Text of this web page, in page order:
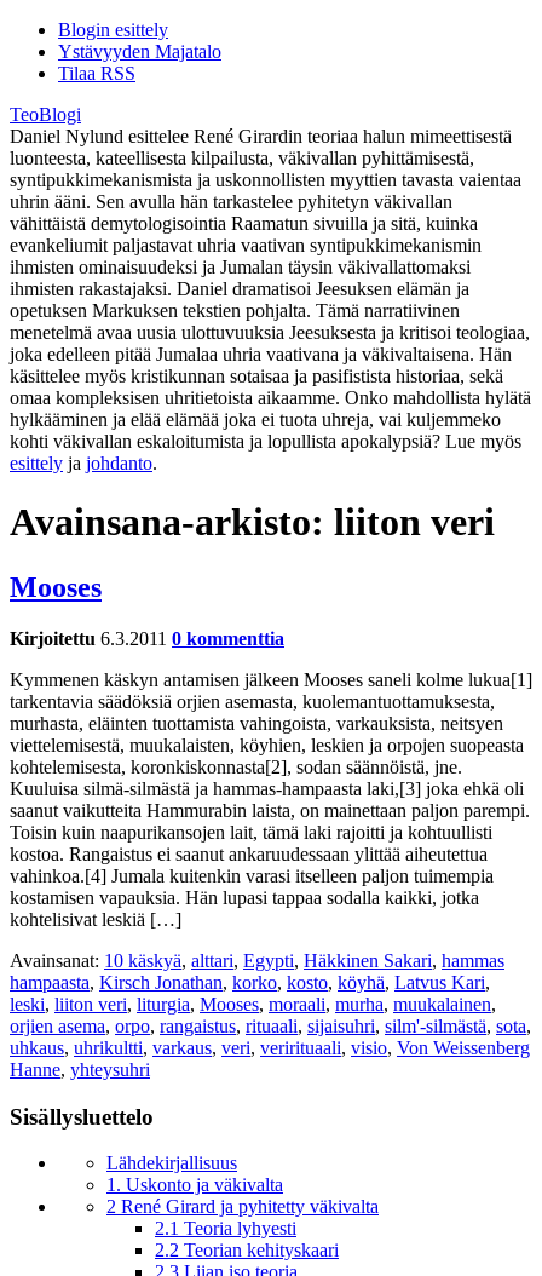
Blogin esittely
Ystävyyden Majatalo
Tilaa RSS
TeoBlogi
Daniel Nylund esittelee René Girardin teoriaa halun mimeettisestä
luonteesta, kateellisesta kilpailusta, väkivallan pyhittämisestä,
syntipukkimekanismista ja uskonnollisten myyttien tavasta vaientaa
uhrin ääni. Sen avulla hän tarkastelee pyhitetyn väkivallan
vähittäistä demytologisointia Raamatun sivuilla ja sitä, kuinka
evankeliumit paljastavat uhria vaativan syntipukkimekanismin
ihmisten ominaisuudeksi ja Jumalan täysin väkivallattomaksi
ihmisten rakastajaksi. Daniel dramatisoi Jeesuksen elämän ja
opetuksen Markuksen tekstien pohjalta. Tämä narratiivinen
menetelmä avaa uusia ulottuvuuksia Jeesuksesta ja kritisoi teologiaa,
joka edelleen pitää Jumalaa uhria vaativana ja väkivaltaisena. Hän
käsittelee myös kristikunnan sotaisaa ja pasifistista historiaa, sekä
omaa kompleksisen uhritietoista aikaamme. Onko mahdollista hylätä
hylkääminen ja elää elämää joka ei tuota uhreja, vai kuljemmeko
kohti väkivallan eskaloitumista ja lopullista apokalypsiä? Lue myös
esittely ja johdanto.
Avainsana-arkisto: liiton veri
Mooses
Kirjoitettu 6.3.2011 0 kommenttia
Kymmenen käskyn antamisen jälkeen Mooses saneli kolme lukua[1]
tarkentavia säädöksiä orjien asemasta, kuolemantuottamuksesta,
murhasta, eläinten tuottamista vahingoista, varkauksista, neitsyen
viettelemisestä, muukalaisten, köyhien, leskien ja orpojen suopeasta
kohtelemisesta, koronkiskonnasta[2], sodan säännöistä, jne.
Kuuluisa silmä-silmästä ja hammas-hampaasta laki,[3] joka ehkä oli
saanut vaikutteita Hammurabin laista, on mainettaan paljon parempi.
Toisin kuin naapurikansojen lait, tämä laki rajoitti ja kohtuullisti
kostoa. Rangaistus ei saanut ankaruudessaan ylittää aiheutettua
vahinkoa.[4] Jumala kuitenkin varasi itselleen paljon tuimempia
kostamisen vapauksia. Hän lupasi tappaa sodalla kaikki, jotka
kohtelisivat leskiä […]
Avainsanat: 10 käskyä, alttari, Egypti, Häkkinen Sakari, hammas
hampaasta, Kirsch Jonathan, korko, kosto, köyhä, Latvus Kari,
leski, liiton veri, liturgia, Mooses, moraali, murha, muukalainen,
orjien asema, orpo, rangaistus, rituaali, sijaisuhri, silm'-silmästä, sota,
uhkaus, uhrikultti, varkaus, veri, verirituaali, visio, Von Weissenberg
Hanne, yhteysuhri
Sisällysluettelo
Lähdekirjallisuus
1. Uskonto ja väkivalta
2 René Girard ja pyhitetty väkivalta
2.1 Teoria lyhyesti
2.2 Teorian kehityskaari